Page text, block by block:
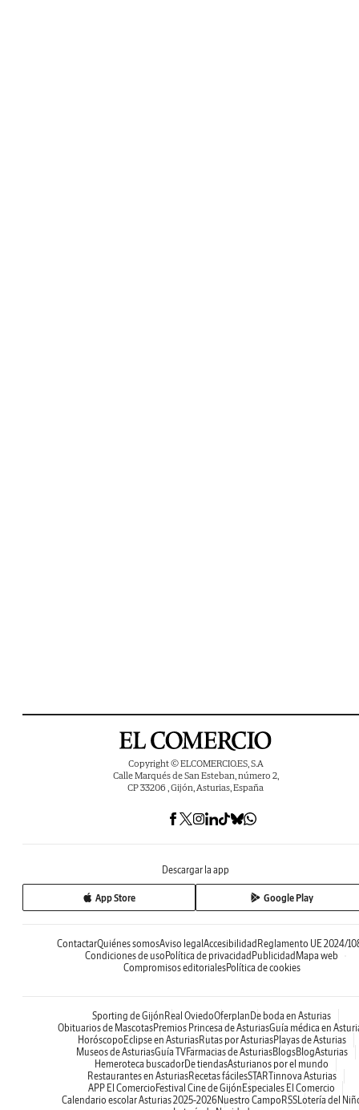
Copyright © ELCOMERCIO.ES, S.A
Calle Marqués de San Esteban, número 2,
CP 33206 , Gijón, Asturias, España
Descargar la app
App Store Google Play
ContactarQuiénes somosAviso legal Accesibilidad Reglamento UE 2024/
Condiciones de uso Política de privacidad Publicidad Mapa web
Compromisos editorialesPolítica de cookies
Sporting de Gijón Real OviedoOferplan De boda en Asturias
Obituarios de MascotasPremios Princesa de AsturiasGuía médica en
Horóscopo Eclipse en AsturiasRutas por AsturiasPlayas de Asturias
Museos de AsturiasGuía TVFarmacias de AsturiasBlogsBlogAsturias
Hemeroteca buscadorDe tiendasAsturianos por el mundo
Restaurantes en AsturiasRecetas fácilesSTARTinnova Asturias
APP El Comercio Festival Cine de Gijón Especiales El Comercio
Calendario escolar Asturias 2025-2026Nuestro Campo RSSLotería del